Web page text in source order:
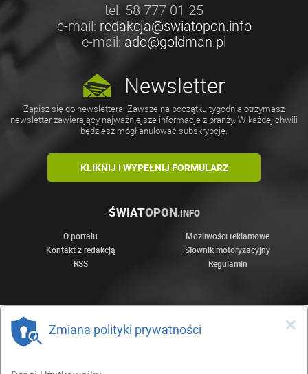
tel. 58 777 01 25
e-mail: redakcja@swiatopon.info
e-mail: ado@goldman.pl
Newsletter
Zapisz się do newslettera. Zawsze na początku tygodnia otrzymasz
newsletter zawierający najważniejsze informacje z branży. W każdej chwili
będziesz mógł anulować subskrypcję.
KLIKNIJ I WYPEŁNIJ FORMULARZ
ŚWIATOPON.INFO
O portalu
Możliwości reklamowe
Kontakt z redakcją
Słownik motoryzacyjny
RSS
Regulamin
×
Zmiana polityki prywatności